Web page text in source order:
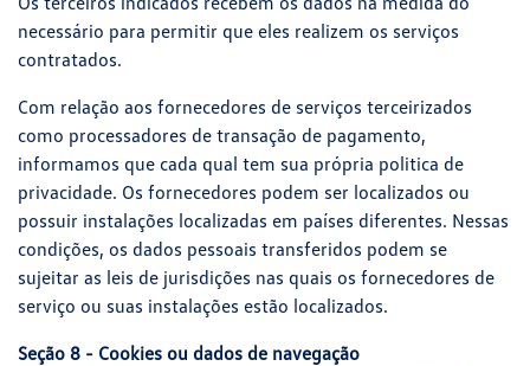
necessário para permitir que eles realizem os serviços
contratados.
Com relação aos fornecedores de serviços terceirizados
como processadores de transação de pagamento,
informamos que cada qual tem sua própria politica de
privacidade. Os fornecedores podem ser localizados ou
possuir instalações localizadas em países diferentes. Nessas
condições, os dados pessoais transferidos podem se
sujeitar as leis de jurisdições nas quais os fornecedores de
serviço ou suas instalações estão localizados.
Seção 8 - Cookies ou dados de navegação